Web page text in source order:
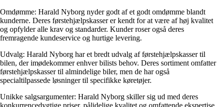
Omdømme: Harald Nyborg nyder godt af et godt omdømme blandt
kunderne. Deres førstehjælpskasser er kendt for at være af høj kvalitet
og opfylder alle krav og standarder. Kunder roser også deres
fremragende kundeservice og hurtige levering.
Udvalg: Harald Nyborg har et bredt udvalg af førstehjælpskasser til
bilen, der imødekommer enhver bilists behov. Deres sortiment omfatter
førstehjælpskasser til almindelige biler, men de har også
specialtilpassede løsninger til specifikke køretøjer.
Unikke salgsargumenter: Harald Nyborg skiller sig ud med deres
konkurrencedygtige priser, pålidelige kvalitet og omfattende ekspertise